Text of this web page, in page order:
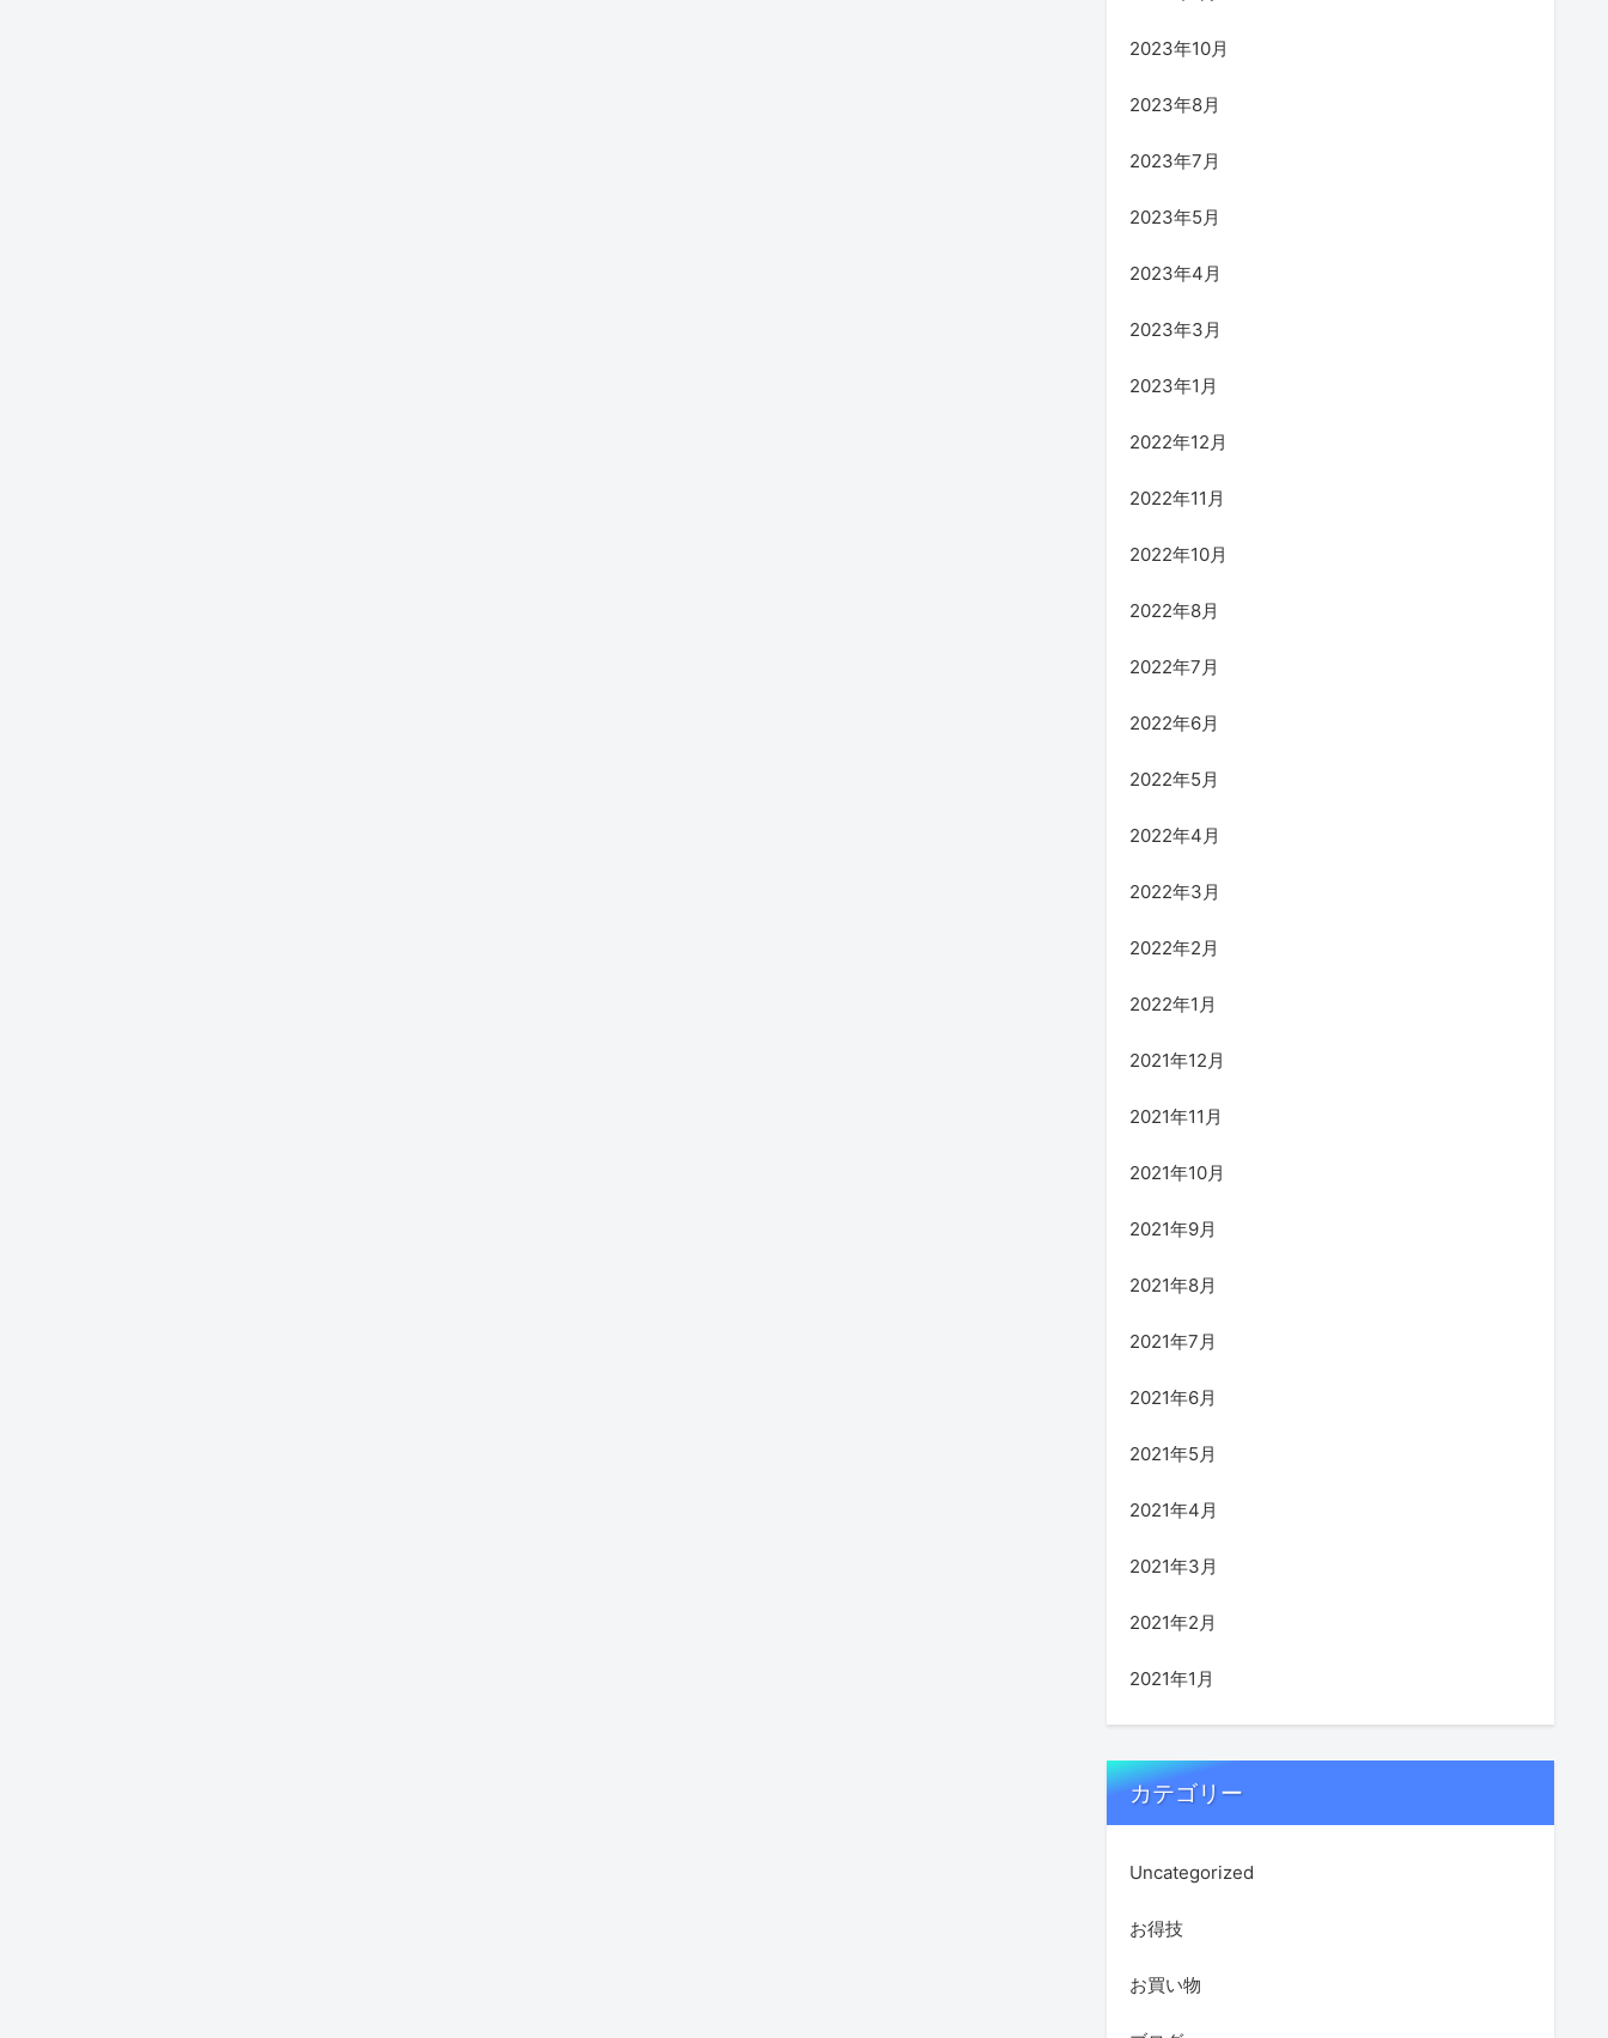
2023年10月
2023年8月
2023年7月
2023年5月
2023年4月
2023年3月
2023年1月
2022年12月
2022年11月
2022年10月
2022年8月
2022年7月
2022年6月
2022年5月
2022年4月
2022年3月
2022年2月
2022年1月
2021年12月
2021年11月
2021年10月
2021年9月
2021年8月
2021年7月
2021年6月
2021年5月
2021年4月
2021年3月
2021年2月
2021年1月
カテゴリー
Uncategorized
お得技
お買い物